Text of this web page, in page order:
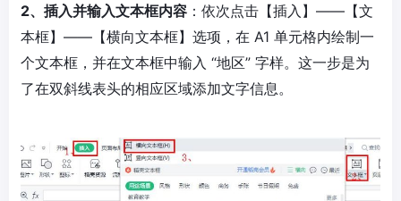
2、插入并输入文本框内容 ：依次点击【插入】——【文
本框】——【横向文本框】选项，在 A1 单元格内绘制一
个文本框，并在文本框中输入 “地区” 字样。这一步是为
了在双斜线表头的相应区域添加文字信息。